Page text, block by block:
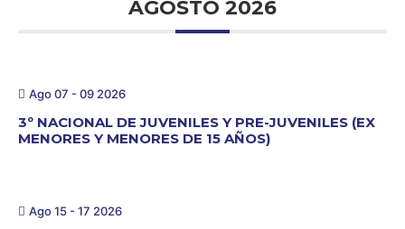
AGOSTO 2026
Ago 07 - 09 2026
3º NACIONAL DE JUVENILES Y PRE-JUVENILES (EX
MENORES Y MENORES DE 15 AÑOS)
Ago 15 - 17 2026